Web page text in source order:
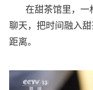
在甜茶馆里，一
聊天，把时间融入
距离。